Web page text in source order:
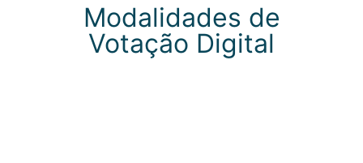
Modalidades de
Votação Digital